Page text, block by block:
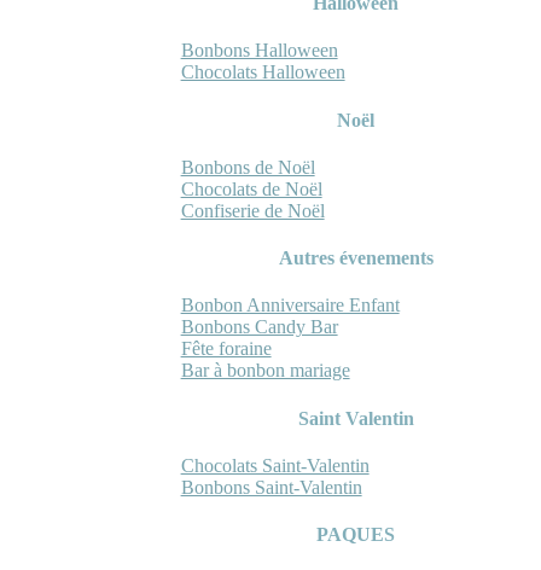
Bonbons Halloween
Chocolats Halloween
Noël
Bonbons de Noël
Chocolats de Noël
Confiserie de Noël
Autres évenements
Bonbon Anniversaire Enfant
Bonbons Candy Bar
Fête foraine
Bar à bonbon mariage
Saint Valentin
Chocolats Saint-Valentin
Bonbons Saint-Valentin
PAQUES